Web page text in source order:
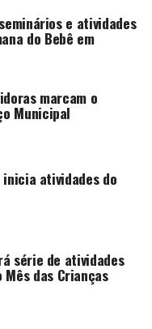
e atividades
do Bebê em
marcam o
Municipal
atividades do
série de atividades
Mês das Crianças